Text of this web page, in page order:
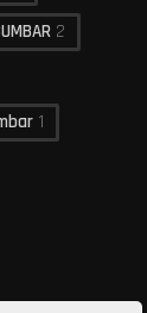
2
1